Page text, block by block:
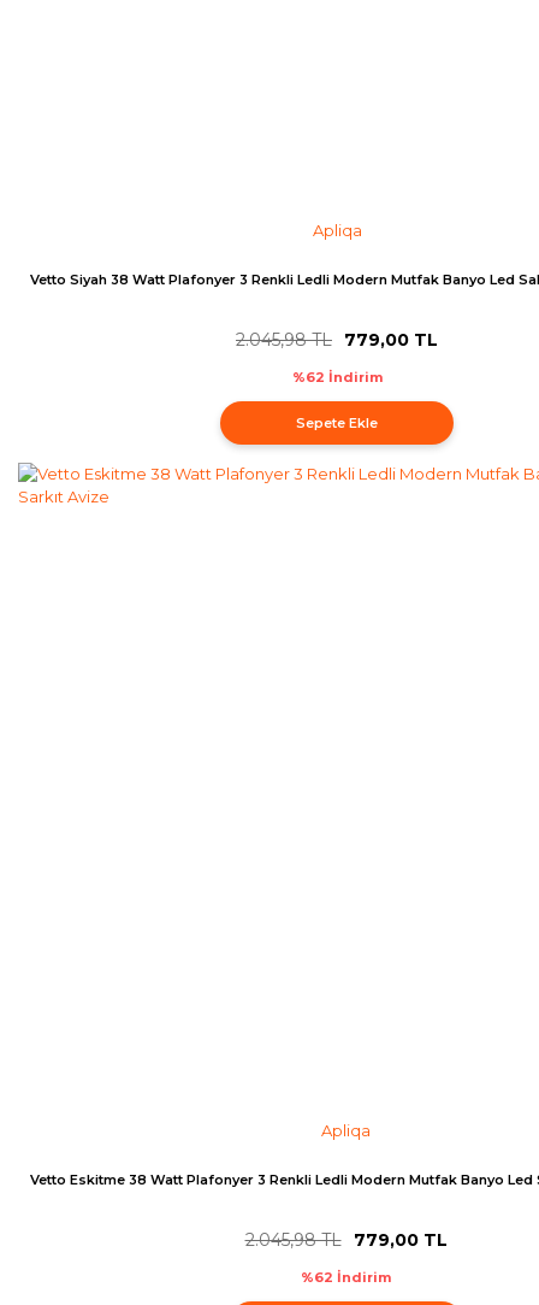
Apliqa
Vetto Siyah 38 Watt Plafonyer 3 Renkli Ledli Modern Mutfak Banyo Led
2.045,98 TL 779,00 TL
%62 İndirim
Sepete Ekle
Apliqa
Vetto Eskitme 38 Watt Plafonyer 3 Renkli Ledli Modern Mutfak Banyo Led
2.045,98 TL 779,00 TL
%62 İndirim